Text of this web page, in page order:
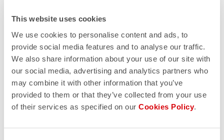
This website uses cookies
We use cookies to personalise content and ads, to
provide social media features and to analyse our traffic.
We also share information about your use of our site with
our social media, advertising and analytics partners who
may combine it with other information that you’ve
provided to them or that they’ve collected from your use
of their services as specified on our Cookies Policy.